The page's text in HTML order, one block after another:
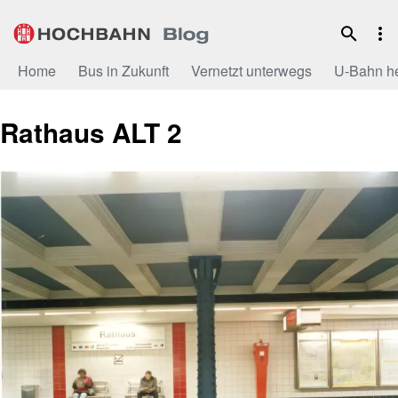
Inhalt
Home Bus in Zukunft Vernetzt unterwegs U-Bahn
Rathaus ALT 2